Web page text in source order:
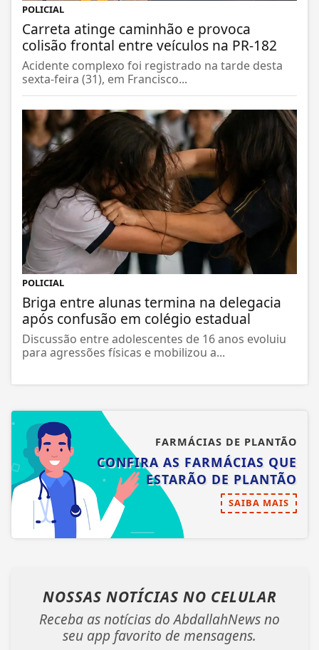
POLICIAL
Carreta atinge caminhão e provoca
colisão frontal entre veículos na PR-182
Acidente complexo foi registrado na tarde desta
sexta-feira (31), em Francisco...
POLICIAL
Briga entre alunas termina na delegacia
após confusão em colégio estadual
Discussão entre adolescentes de 16 anos evoluiu
para agressões físicas e mobilizou a...
FARMÁCIAS DE PLANTÃO
CONFIRA AS FARMÁCIAS QUE
ESTARÃO DE PLANTÃO
SAIBA MAIS
NOSSAS NOTÍCIAS NO CELULAR
Receba as notícias do AbdallahNews no
seu app favorito de mensagens.